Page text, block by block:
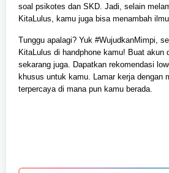
soal psikotes dan SKD. Jadi, selain
KitaLulus, kamu juga bisa menambah
Tunggu apalagi? Yuk #WujudkanMimpi,
KitaLulus di handphone kamu! Buat akun
sekarang juga. Dapatkan rekomendasi
khusus untuk kamu. Lamar kerja dengan
terpercaya di mana pun kamu berada.